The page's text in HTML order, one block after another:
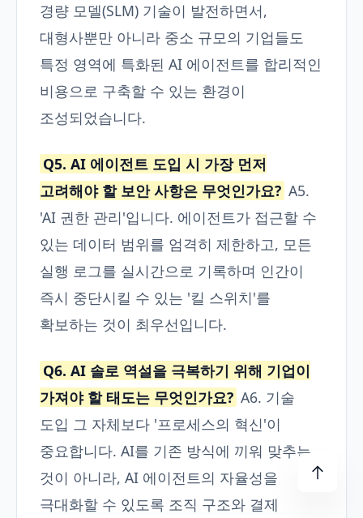
경량 모델(SLM) 기술이 발전하면서,
대형사뿐만 아니라 중소 규모의 기업들도
특정 영역에 특화된 AI 에이전트를 합리적인
비용으로 구축할 수 있는 환경이
조성되었습니다.
Q5. AI 에이전트 도입 시 가장 먼저
고려해야 할 보안 사항은 무엇인가요? A5.
'AI 권한 관리'입니다. 에이전트가 접근할 수
있는 데이터 범위를 엄격히 제한하고, 모든
실행 로그를 실시간으로 기록하며 인간이
즉시 중단시킬 수 있는 '킬 스위치'를
확보하는 것이 최우선입니다.
Q6. AI 솔로 역설을 극복하기 위해 기업이
가져야 할 태도는 무엇인가요? A6. 기술
도입 그 자체보다 '프로세스의 혁신'이
중요합니다. AI를 기존 방식에 끼워 맞추는
것이 아니라, AI 에이전트의 자율성을
극대화할 수 있도록 조직 구조와 결제